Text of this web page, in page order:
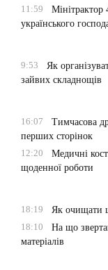
11:59
українського
9:53
Як
зайвих складнощів
16:07
Тимчасова
перших сторінок
12:20
Медичні
щоденної роботи
18:19
Як очищати
18:10
На що
матеріалів